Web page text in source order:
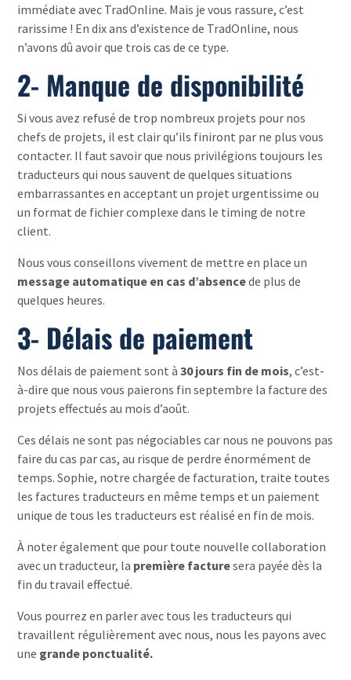
immédiate avec TradOnline. Mais je vous rassure, c’est
rarissime ! En dix ans d’existence de TradOnline, nous
n’avons dû avoir que trois cas de ce type.
2- Manque de disponibilité
Si vous avez refusé de trop nombreux projets pour nos
chefs de projets, il est clair qu’ils finiront par ne plus vous
contacter. Il faut savoir que nous privilégions toujours les
traducteurs qui nous sauvent de quelques situations
embarrassantes en acceptant un projet urgentissime ou
un format de fichier complexe dans le timing de notre
client.
Nous vous conseillons vivement de mettre en place un
message automatique en cas d’absencede plus de
quelques heures.
3- Délais de paiement
Nos délais de paiement sont à30 jours fin de mois, c’est-
à-dire que nous vous paierons fin septembre la facture des
projets effectués au mois d’août.
Ces délais ne sont pas négociables car nous ne pouvons pas
faire du cas par cas, au risque de perdre énormément de
temps. Sophie, notre chargée de facturation, traite toutes
les factures traducteurs en même temps et un paiement
unique de tous les traducteurs est réalisé en fin de mois.
À noter également que pour toute nouvelle collaboration
avec un traducteur, la première facturesera payée dès la
fin du travail effectué.
Vous pourrez en parler avec tous les traducteurs qui
travaillent régulièrement avec nous, nous les payons avec
une grande ponctualité.